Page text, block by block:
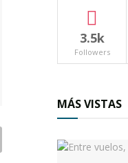
3.5k
Followers
MÁS VISTAS